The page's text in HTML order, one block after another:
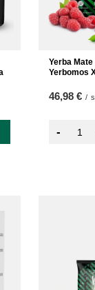
Yerba
Yerbomos
46,98 € /
-